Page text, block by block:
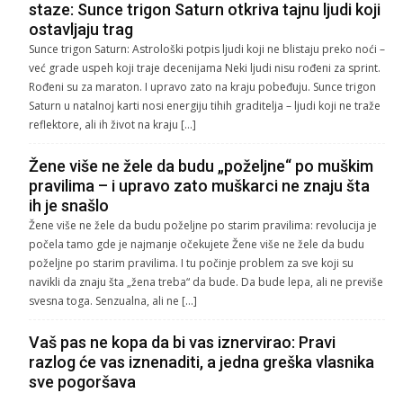
staze: Sunce trigon Saturn otkriva tajnu ljudi koji
ostavljaju trag
Sunce trigon Saturn: Astrološki potpis ljudi koji ne blistaju preko noći –
već grade uspeh koji traje decenijama Neki ljudi nisu rođeni za sprint.
Rođeni su za maraton. I upravo zato na kraju pobeđuju. Sunce trigon
Saturn u natalnoj karti nosi energiju tihih graditelja – ljudi koji ne traže
reflektore, ali ih život na kraju […]
Žene više ne žele da budu „poželjne“ po muškim
pravilima – i upravo zato muškarci ne znaju šta
ih je snašlo
Žene više ne žele da budu poželjne po starim pravilima: revolucija je
počela tamo gde je najmanje očekujete Žene više ne žele da budu
poželjne po starim pravilima. I tu počinje problem za sve koji su
navikli da znaju šta „žena treba“ da bude. Da bude lepa, ali ne previše
svesna toga. Senzualna, ali ne […]
Vaš pas ne kopa da bi vas iznervirao: Pravi
razlog će vas iznenaditi, a jedna greška vlasnika
sve pogoršava